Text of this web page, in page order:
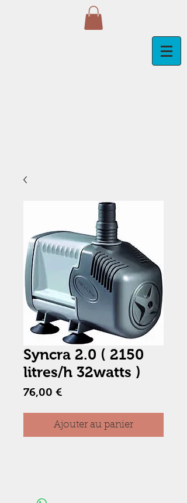
Syncra 2.0 ( 2150
litres/h 32watts )
76,00 €
Ajouter au panier